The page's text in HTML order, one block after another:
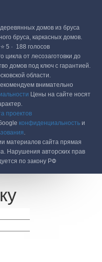
домов из бруса
бруса, каркасных домов.
5 · ‎ 188 голосов
от лесозаготовки до
домов под ключ с гарантией.
области.
внимательно
Цены на сайте носят
проектов
конфиденциальностьи
.
материалов сайта прямая
Нарушения авторских прав
по закону РФ